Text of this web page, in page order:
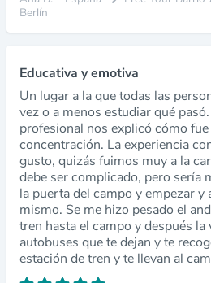
Berlín
Educativa y emotiva
Un lugar a la que todas las
vez o a menos estudiar qué
profesional nos explicó cómo
concentración. La experiencia
gusto, quizás fuimos muy a la
debe ser complicado, pero sería
la puerta del campo y empezar y
mismo. Se me hizo pesado el
tren hasta el campo y después la
autobuses que te dejan y te
estación de tren y te llevan al